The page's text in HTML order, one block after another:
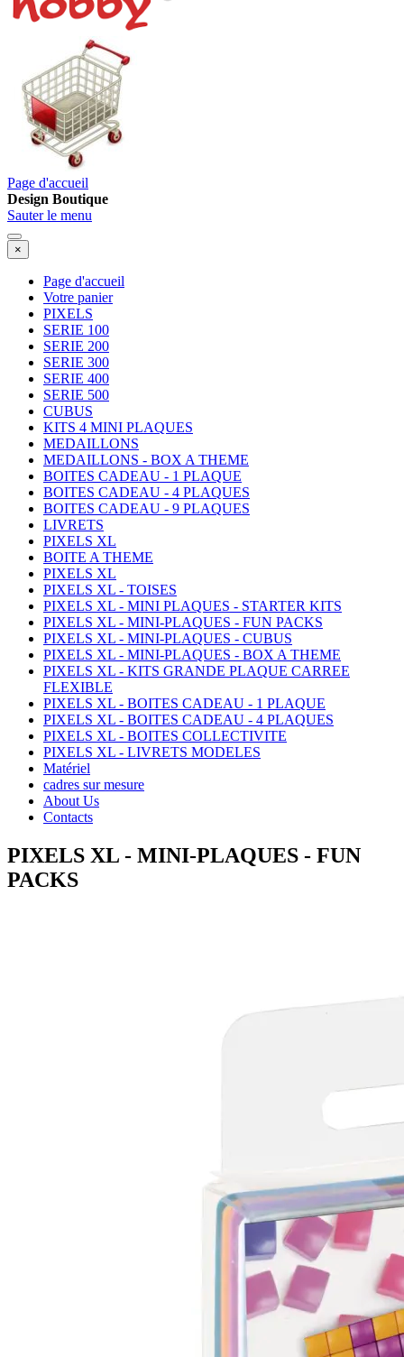
Page d'accueil
Design Boutique
Sauter le menu
×
Page d'accueil
Votre panier
PIXELS
SERIE 100
SERIE 200
SERIE 300
SERIE 400
SERIE 500
CUBUS
KITS 4 MINI PLAQUES
MEDAILLONS
MEDAILLONS - BOX A THEME
BOITES CADEAU - 1 PLAQUE
BOITES CADEAU - 4 PLAQUES
BOITES CADEAU - 9 PLAQUES
LIVRETS
PIXELS XL
BOITE A THEME
PIXELS XL
PIXELS XL - TOISES
PIXELS XL - MINI PLAQUES - STARTER KITS
PIXELS XL - MINI-PLAQUES - FUN PACKS
PIXELS XL - MINI-PLAQUES - CUBUS
PIXELS XL - MINI-PLAQUES - BOX A THEME
PIXELS XL - KITS GRANDE PLAQUE CARREE
FLEXIBLE
PIXELS XL - BOITES CADEAU - 1 PLAQUE
PIXELS XL - BOITES CADEAU - 4 PLAQUES
PIXELS XL - BOITES COLLECTIVITE
PIXELS XL - LIVRETS MODELES
Matériel
cadres sur mesure
About Us
Contacts
PIXELS XL - MINI-PLAQUES - FUN
PACKS